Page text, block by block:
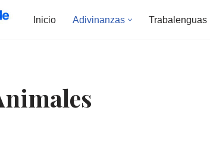
Inicio Adivinanzas Trabalenguas